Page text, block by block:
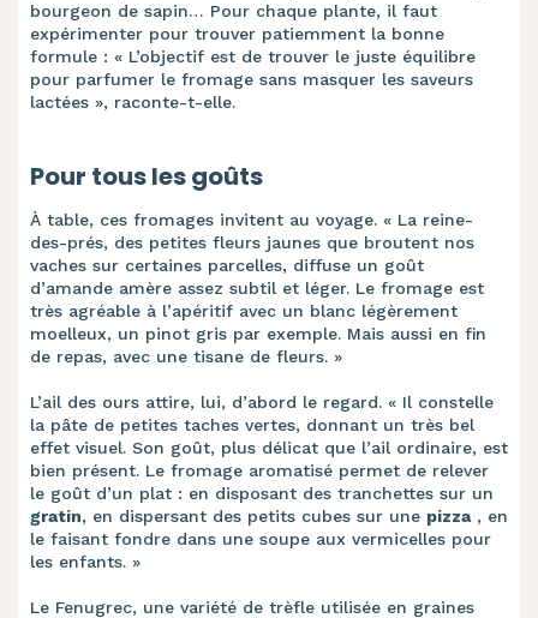
bourgeon de sapin… Pour chaque plante, il faut
expérimenter pour trouver patiemment la bonne
formule : « L’objectif est de trouver le juste équilibre
pour parfumer le fromage sans masquer les saveurs
lactées », raconte-t-elle.
Pour tous les goûts
À table, ces fromages invitent au voyage. « La reine-
des-prés, des petites fleurs jaunes que broutent nos
vaches sur certaines parcelles, diffuse un goût
d’amande amère assez subtil et léger. Le fromage est
très agréable à l’apéritif avec un blanc légèrement
moelleux, un pinot gris par exemple. Mais aussi en fin
de repas, avec une tisane de fleurs. »
L’ail des ours attire, lui, d’abord le regard. « Il constelle
la pâte de petites taches vertes, donnant un très bel
effet visuel. Son goût, plus délicat que l’ail ordinaire, est
bien présent. Le fromage aromatisé permet de relever
le goût d’un plat : en disposant des tranchettes sur un
gratin, en dispersant des petits cubes sur une pizza, en
le faisant fondre dans une soupe aux vermicelles pour
les enfants. »
Le Fenugrec, une variété de trèfle utilisée en graines